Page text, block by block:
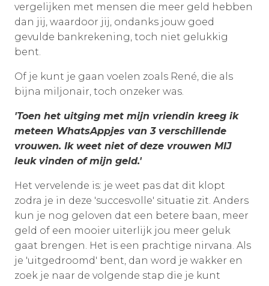
vergelijken met mensen die meer geld hebben
dan jij, waardoor jij, ondanks jouw goed
gevulde bankrekening, toch niet gelukkig
bent.
Of je kunt je gaan voelen zoals René, die als
bijna miljonair, toch onzeker was.
'Toen het uitging met mijn vriendin kreeg ik
meteen WhatsAppjes van 3 verschillende
vrouwen. Ik weet niet of deze vrouwen MIJ
leuk vinden of mijn geld.'
Het vervelende is: je weet pas dat dit klopt
zodra je in deze 'succesvolle' situatie zit. Anders
kun je nog geloven dat een betere baan, meer
geld of een mooier uiterlijk jou meer geluk
gaat brengen. Het is een prachtige nirvana. Als
je 'uitgedroomd' bent, dan word je wakker en
zoek je naar de volgende stap die je kunt